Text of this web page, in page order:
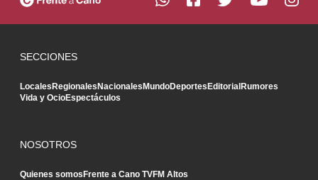
SECCIONES
LocalesRegionalesNacionalesMundoDeportesEditorialRumores
Vida y OcioEspectáculos
NOSOTROS
Quienes somosFrente a Cano TVFM Altos